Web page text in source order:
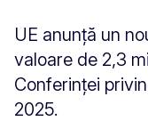
UE anunță un
valoare de 2,3
Conferinței
2025.